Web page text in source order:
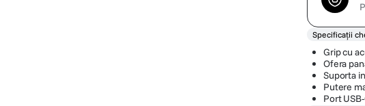
Specificații
Grip cu
Ofera
Suporta
Putere
Port